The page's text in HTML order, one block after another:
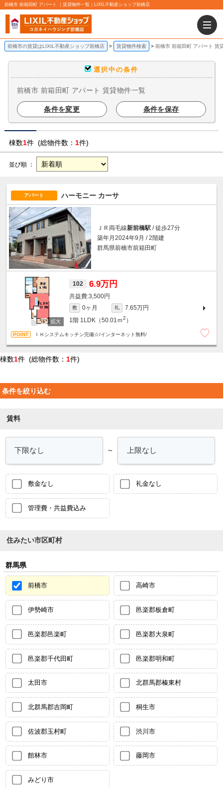
前橋市 前箱田町 アパート ｜賃貸物件一覧｜LIXIL不動産ショップ前橋店
前橋市の賃貸はLIXIL不動産ショップ前橋店 賃貸物件検索 前橋市 前箱田町 アパート 賃
選択中の条件
前橋市 前箱田町 アパート 賃貸物件一覧
条件を変更 条件を保存
棟数1件 (総物件数： 1件)
並び順 ：
アパート ハーモニー カーサ
ＪＲ両毛線新前橋駅 / 徒歩27分
築年月2024年9月 / 2階建
群馬県前橋市前箱田町
102 6.9万円
3,500円
敷 0ヶ月 礼
7.65万円
1階 1LDK（50.01ｍ2 ）
ＩＨシステムキッチン完備☆/インターネット無料/
棟数1件 (総物件数： 1件)
条件を絞り込む
賃料
～
敷金なし 礼金なし
管理費・共益費込み
住みたい市区町村
群馬県
前橋市 高崎市
伊勢崎市 邑楽郡板倉町
邑楽郡邑楽町 邑楽郡大泉町
邑楽郡千代田町 邑楽郡明和町
太田市 北群馬郡榛東村
北群馬郡吉岡町 桐生市
佐波郡玉村町 渋川市
館林市 藤岡市
みどり市